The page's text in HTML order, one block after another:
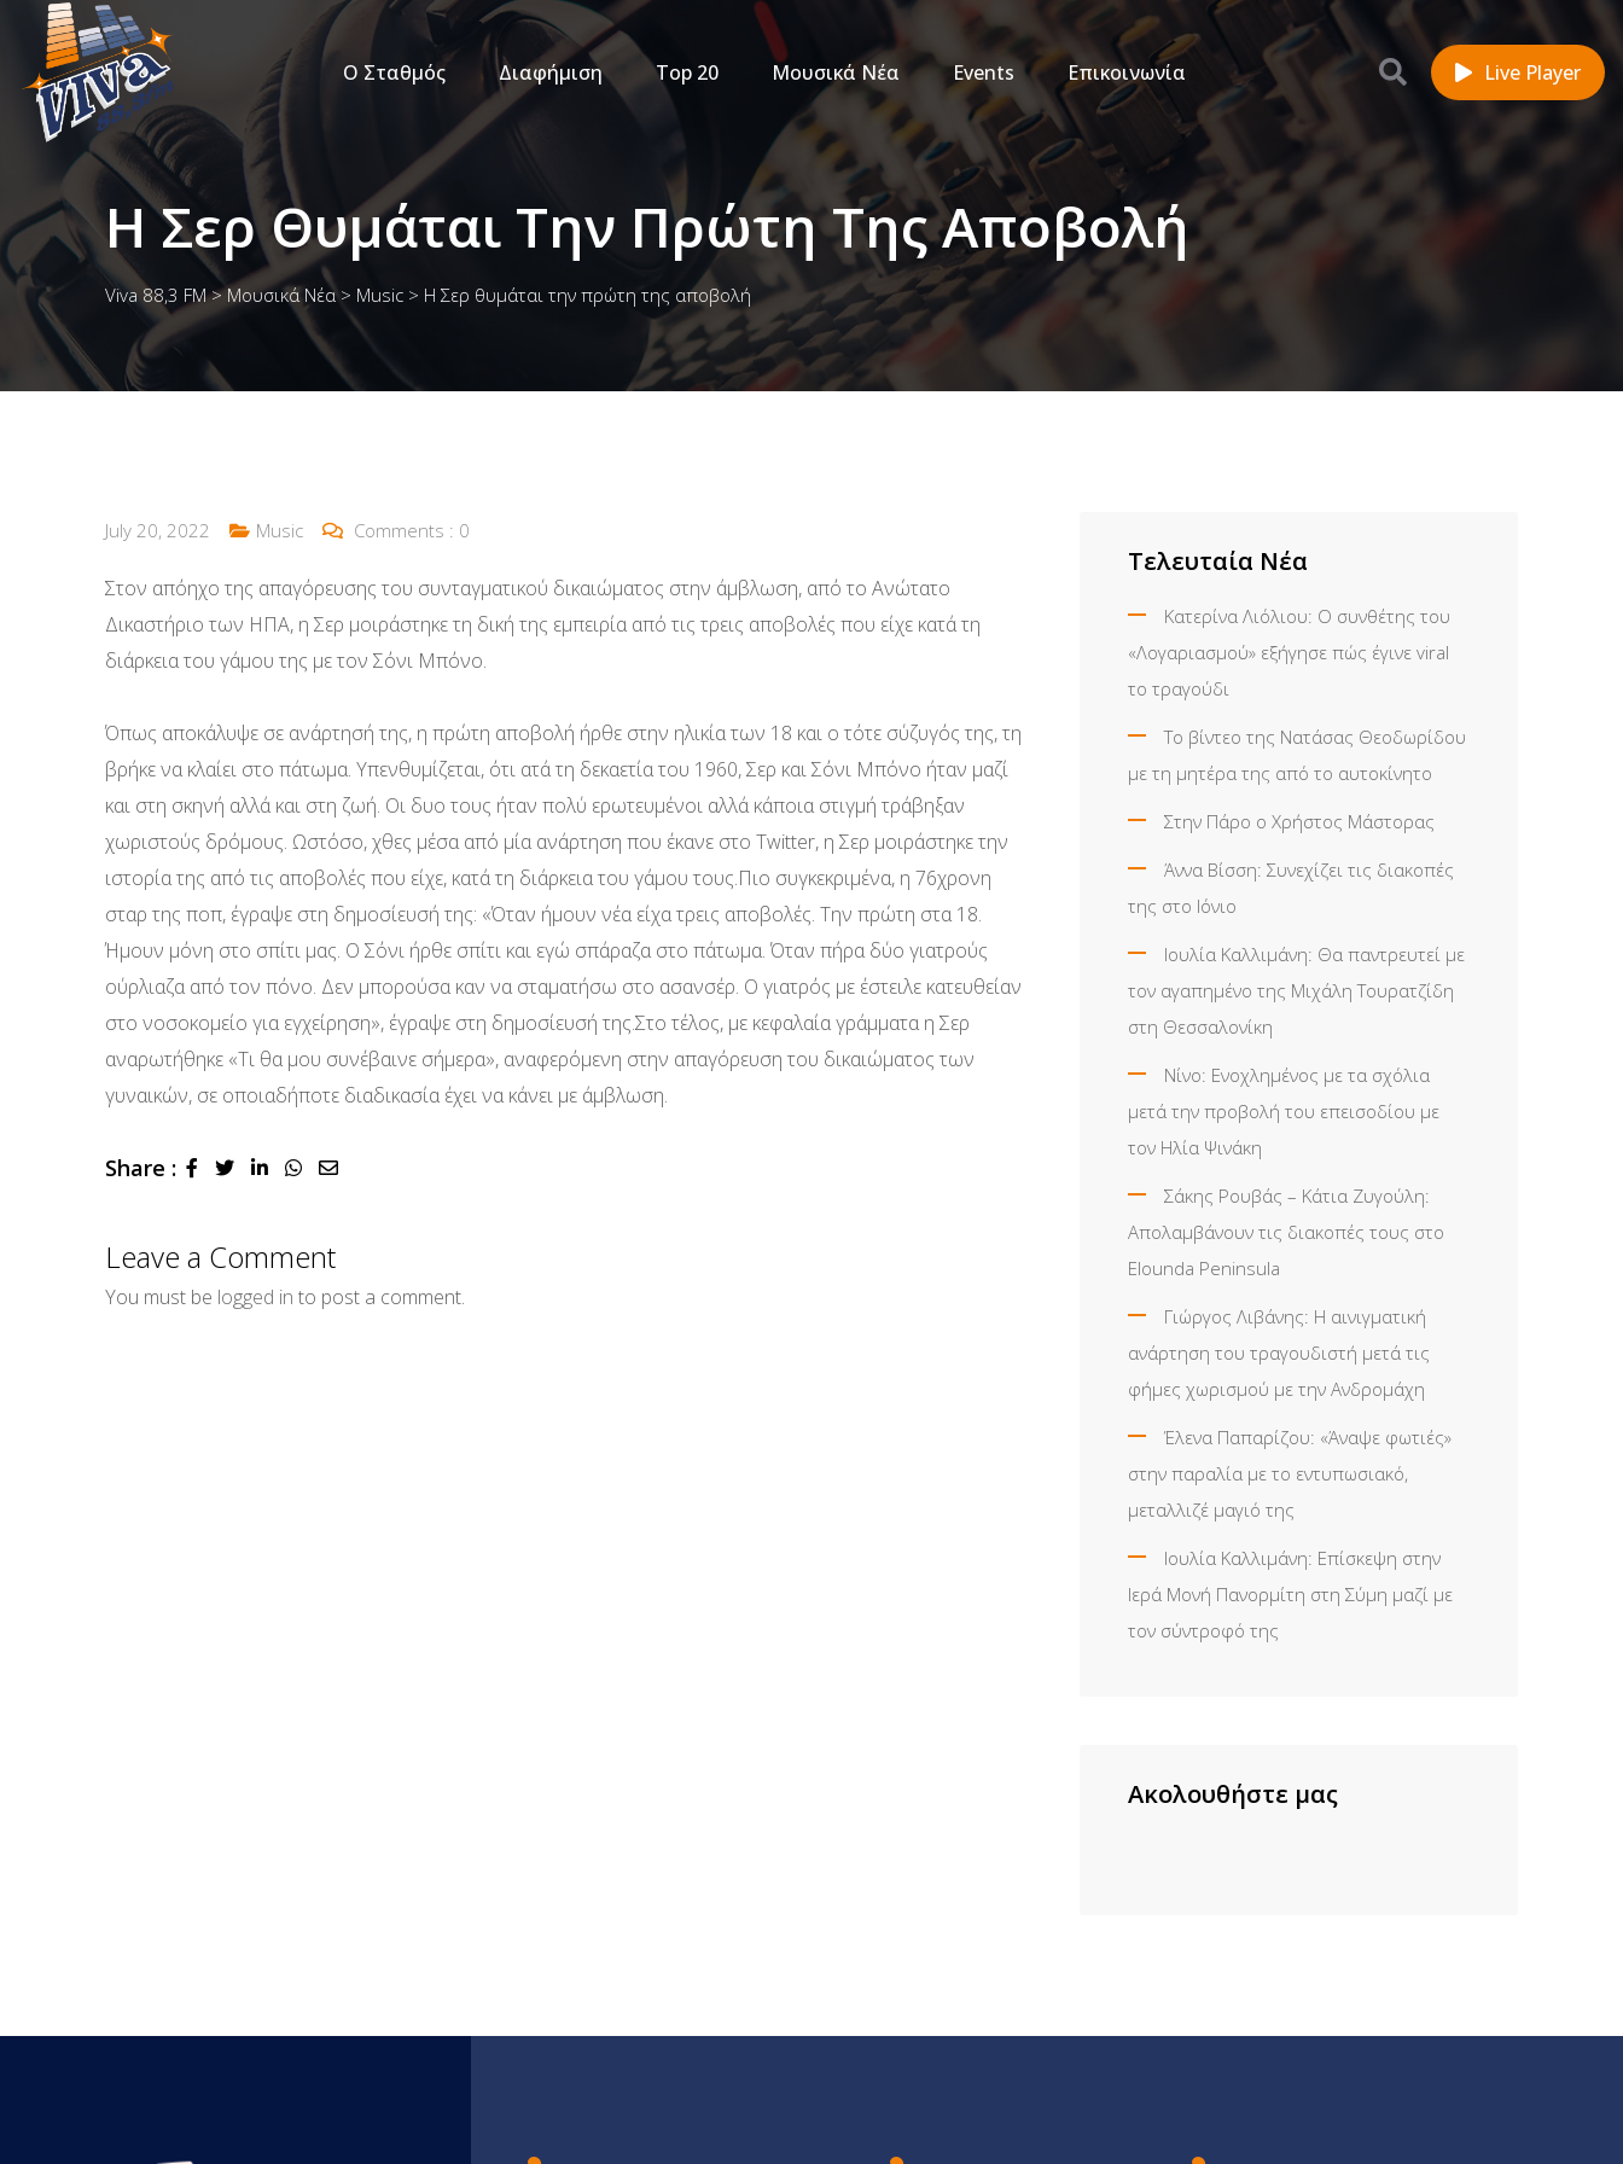
Ο Σταθμός Διαφήμιση Top 20 Μουσικά Νέα Events Επικοινωνία Live Player
Η Σερ Θυμάται Την Πρώτη Της Αποβολή
Viva 88,3 FM>Μουσικά Νέα> Music > Η Σερ θυμάται την πρώτη της αποβολή
July 20, 2022 Music Comments : 0
Στον απόηχο της απαγόρευσης του συνταγματικού δικαιώματος στην άμβλωση, από το Ανώτατο
Δικαστήριο των ΗΠΑ, η Σερ μοιράστηκε τη δική της εμπειρία από τις τρεις αποβολές που είχε κατά τη
διάρκεια του γάμου της με τον Σόνι Μπόνο.
Όπως αποκάλυψε σε ανάρτησή της, η πρώτη αποβολή ήρθε στην ηλικία των 18 και ο τότε σύζυγός της, τη
βρήκε να κλαίει στο πάτωμα. Υπενθυμίζεται, ότι ατά τη δεκαετία του 1960, Σερ και Σόνι Μπόνο ήταν μαζί
και στη σκηνή αλλά και στη ζωή. Οι δυο τους ήταν πολύ ερωτευμένοι αλλά κάποια στιγμή τράβηξαν
χωριστούς δρόμους. Ωστόσο, χθες μέσα από μία ανάρτηση που έκανε στο Twitter, η Σερ μοιράστηκε την
ιστορία της από τις αποβολές που είχε, κατά τη διάρκεια του γάμου τους.Πιο συγκεκριμένα, η 76χρονη
σταρ της ποπ, έγραψε στη δημοσίευσή της: «Όταν ήμουν νέα είχα τρεις αποβολές. Την πρώτη στα 18.
Ήμουν μόνη στο σπίτι μας. Ο Σόνι ήρθε σπίτι και εγώ σπάραζα στο πάτωμα. Όταν πήρα δύο γιατρούς
ούρλιαζα από τον πόνο. Δεν μπορούσα καν να σταματήσω στο ασανσέρ. Ο γιατρός με έστειλε κατευθείαν
στο νοσοκομείο για εγχείρηση», έγραψε στη δημοσίευσή της.Στο τέλος, με κεφαλαία γράμματα η Σερ
αναρωτήθηκε «Τι θα μου συνέβαινε σήμερα», αναφερόμενη στην απαγόρευση του δικαιώματος των
γυναικών, σε οποιαδήποτε διαδικασία έχει να κάνει με άμβλωση.
Share : LinkedInWhatsapp
Share
Leave a Comment
You must be logged in to post a comment.
Τελευταία Νέα
Κατερίνα Λιόλιου: Ο συνθέτης του
«Λογαριασμού» εξήγησε πώς έγινε viral
το τραγούδι
Το βίντεο της Νατάσας Θεοδωρίδου
με τη μητέρα της από το αυτοκίνητο
Στην Πάρο ο Χρήστος Μάστορας
Άννα Βίσση: Συνεχίζει τις διακοπές
της στο Ιόνιο
Ιουλία Καλλιμάνη: Θα παντρευτεί με
τον αγαπημένο της Μιχάλη Τουρατζίδη
στη Θεσσαλονίκη
Νίνο: Ενοχλημένος με τα σχόλια
μετά την προβολή του επεισοδίου με
τον Ηλία Ψινάκη
Σάκης Ρουβάς – Κάτια Ζυγούλη:
Απολαμβάνουν τις διακοπές τους στο
Elounda Peninsula
Γιώργος Λιβάνης: Η αινιγματική
ανάρτηση του τραγουδιστή μετά τις
φήμες χωρισμού με την Ανδρομάχη
Έλενα Παπαρίζου: «Άναψε φωτιές»
στην παραλία με το εντυπωσιακό,
μεταλλιζέ μαγιό της
Ιουλία Καλλιμάνη: Επίσκεψη στην
Ιερά Μονή Πανορμίτη στη Σύμη μαζί με
τον σύντροφό της
Ακολουθήστε μας